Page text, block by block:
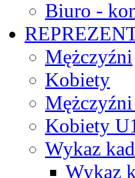
Biuro -
Mężczyźni
Kobiety
Kobiety
Wykaz
Wykaz